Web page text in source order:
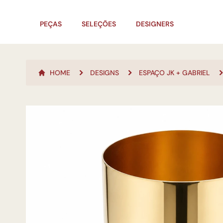
PEÇAS SELEÇÕES DESIGNERS
HOME DESIGNS ESPAÇO JK + GABRIEL